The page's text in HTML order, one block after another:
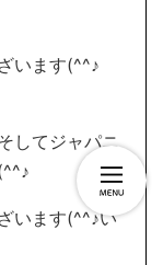
います(^^♪
してジャパニ
います(^^♪い